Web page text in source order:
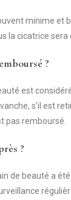
minime et
la cicatrice sera
?
est
s’il est
pas remboursé.
?
de beauté a